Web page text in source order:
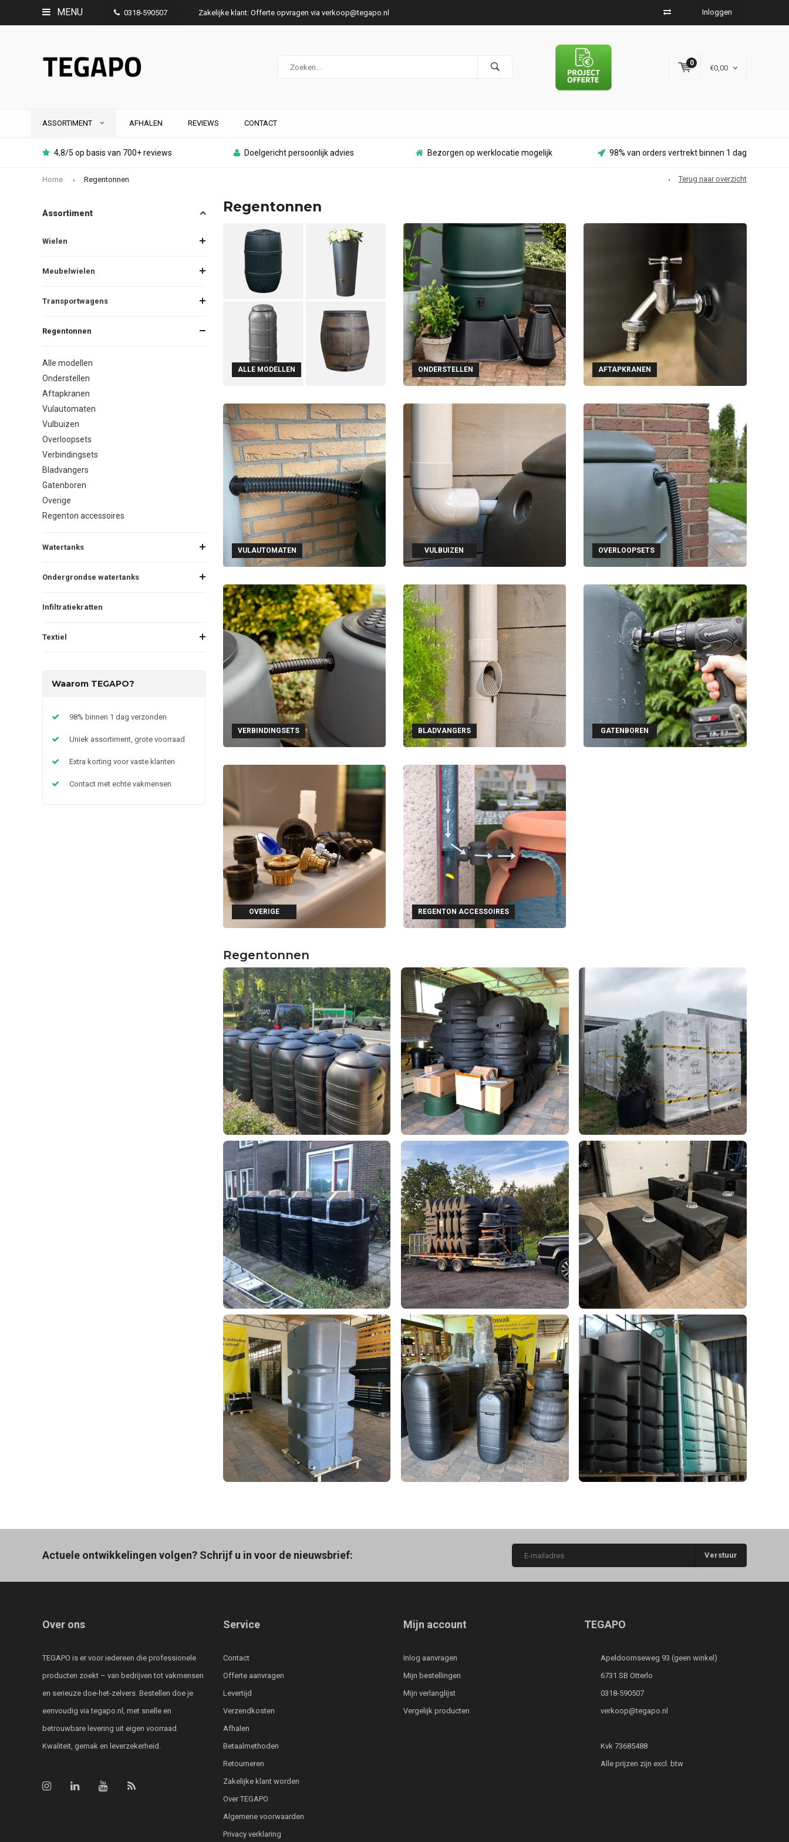
MENU 0318-590507 Zakelijke klant: Offerte opvragen via verkoop@tegapo.nl Inloggen
0
€0,00
ASSORTIMENT AFHALEN REVIEWS CONTACT
4,8/5 op basis van 700+ reviews Doelgericht persoonlijk advies Bezorgen op werklocatie mogelijk 98% van orders vertrekt binnen 1 dag
Home Regentonnen Terug naar overzicht
Assortiment
Wielen
Meubelwielen
Transportwagens
Regentonnen
Alle modellen
Onderstellen
Aftapkranen
Vulautomaten
Vulbuizen
Overloopsets
Verbindingsets
Bladvangers
Gatenboren
Overige
Regenton accessoires
Watertanks
Ondergrondse watertanks
Infiltratiekratten
Textiel
Waarom TEGAPO?
98% binnen 1 dag verzonden
Uniek assortiment, grote voorraad
Extra korting voor vaste klanten
Contact met echte vakmensen
Regentonnen
ALLE MODELLEN ONDERSTELLEN AFTAPKRANEN
VULAUTOMATEN VULBUIZEN OVERLOOPSETS
VERBINDINGSETS BLADVANGERS GATENBOREN
OVERIGE REGENTON ACCESSOIRES
Regentonnen
Actuele ontwikkelingen volgen? Schrijf u in voor de nieuwsbrief: Verstuur
Over ons
TEGAPO is er voor iedereen die professionele
producten zoekt – van bedrijven tot vakmensen
en serieuze doe-het-zelvers. Bestellen doe je
eenvoudig via tegapo.nl, met snelle en
betrouwbare levering uit eigen voorraad.
Kwaliteit, gemak en leverzekerheid.
Service
Contact
Offerte aanvragen
Levertijd
Verzendkosten
Afhalen
Betaalmethoden
Retourneren
Zakelijke klant worden
Over TEGAPO
Algemene voorwaarden
Privacy verklaring
Mijn account
Inlog aanvragen
Mijn bestellingen
Mijn verlanglijst
Vergelijk producten
TEGAPO
Apeldoornseweg 93 (geen winkel)
6731 SB Otterlo
0318-590507
verkoop@tegapo.nl
Kvk 73685488
Alle prijzen zijn excl. btw